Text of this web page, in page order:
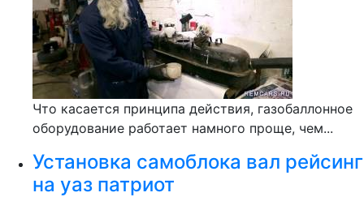
Что касается принципа действия, газобаллонное
оборудование работает намного проще, чем...
Установка самоблока вал рейсинг
на уаз патриот